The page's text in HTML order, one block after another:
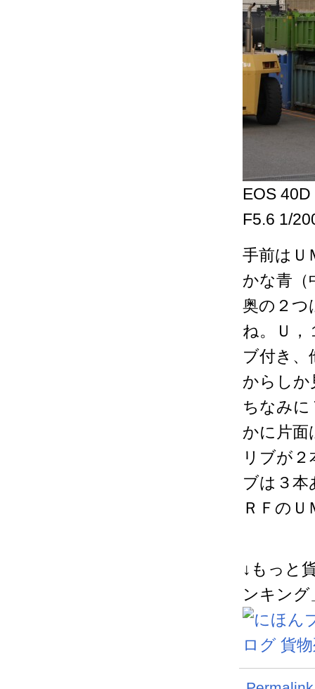
EOS
F5.6 1/
手前はＵ
かな青（
奥の２つ
ね。Ｕ，
ブ付き、
からしか
ちなみに
かに片面
リブが
ブは３本
ＲＦの
↓もっと
ンキング